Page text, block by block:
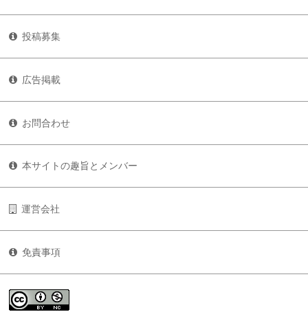
投稿募集
広告掲載
お問合わせ
本サイトの趣旨とメンバー
運営会社
免責事項